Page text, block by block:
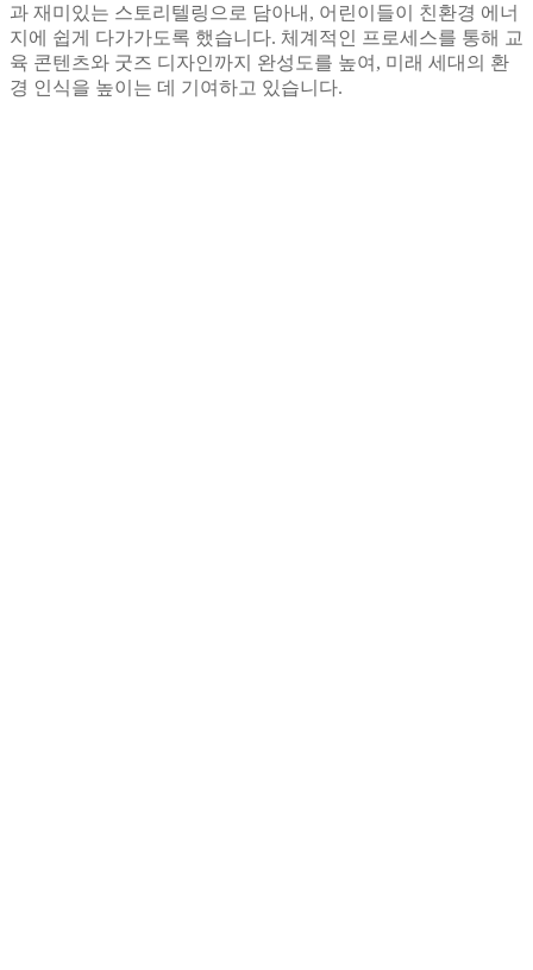
과 재미있는 스토리텔링으로 담아내, 어린이들이 친환경 에너
지에 쉽게 다가가도록 했습니다. 체계적인 프로세스를 통해 교
육 콘텐츠와 굿즈 디자인까지 완성도를 높여, 미래 세대의 환
경 인식을 높이는 데 기여하고 있습니다.